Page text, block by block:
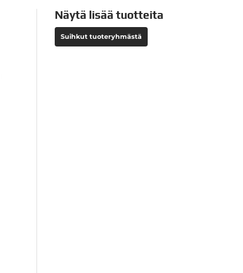
Näytä lisää tuotteita
Suihkut tuoteryhmästä